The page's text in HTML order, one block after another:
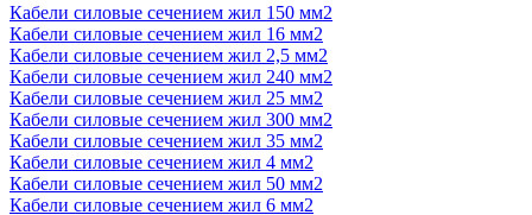
Кабели силовые сечением жил 150 мм2
Кабели силовые сечением жил 16 мм2
Кабели силовые сечением жил 2,5 мм2
Кабели силовые сечением жил 240 мм2
Кабели силовые сечением жил 25 мм2
Кабели силовые сечением жил 300 мм2
Кабели силовые сечением жил 35 мм2
Кабели силовые сечением жил 4 мм2
Кабели силовые сечением жил 50 мм2
Кабели силовые сечением жил 6 мм2